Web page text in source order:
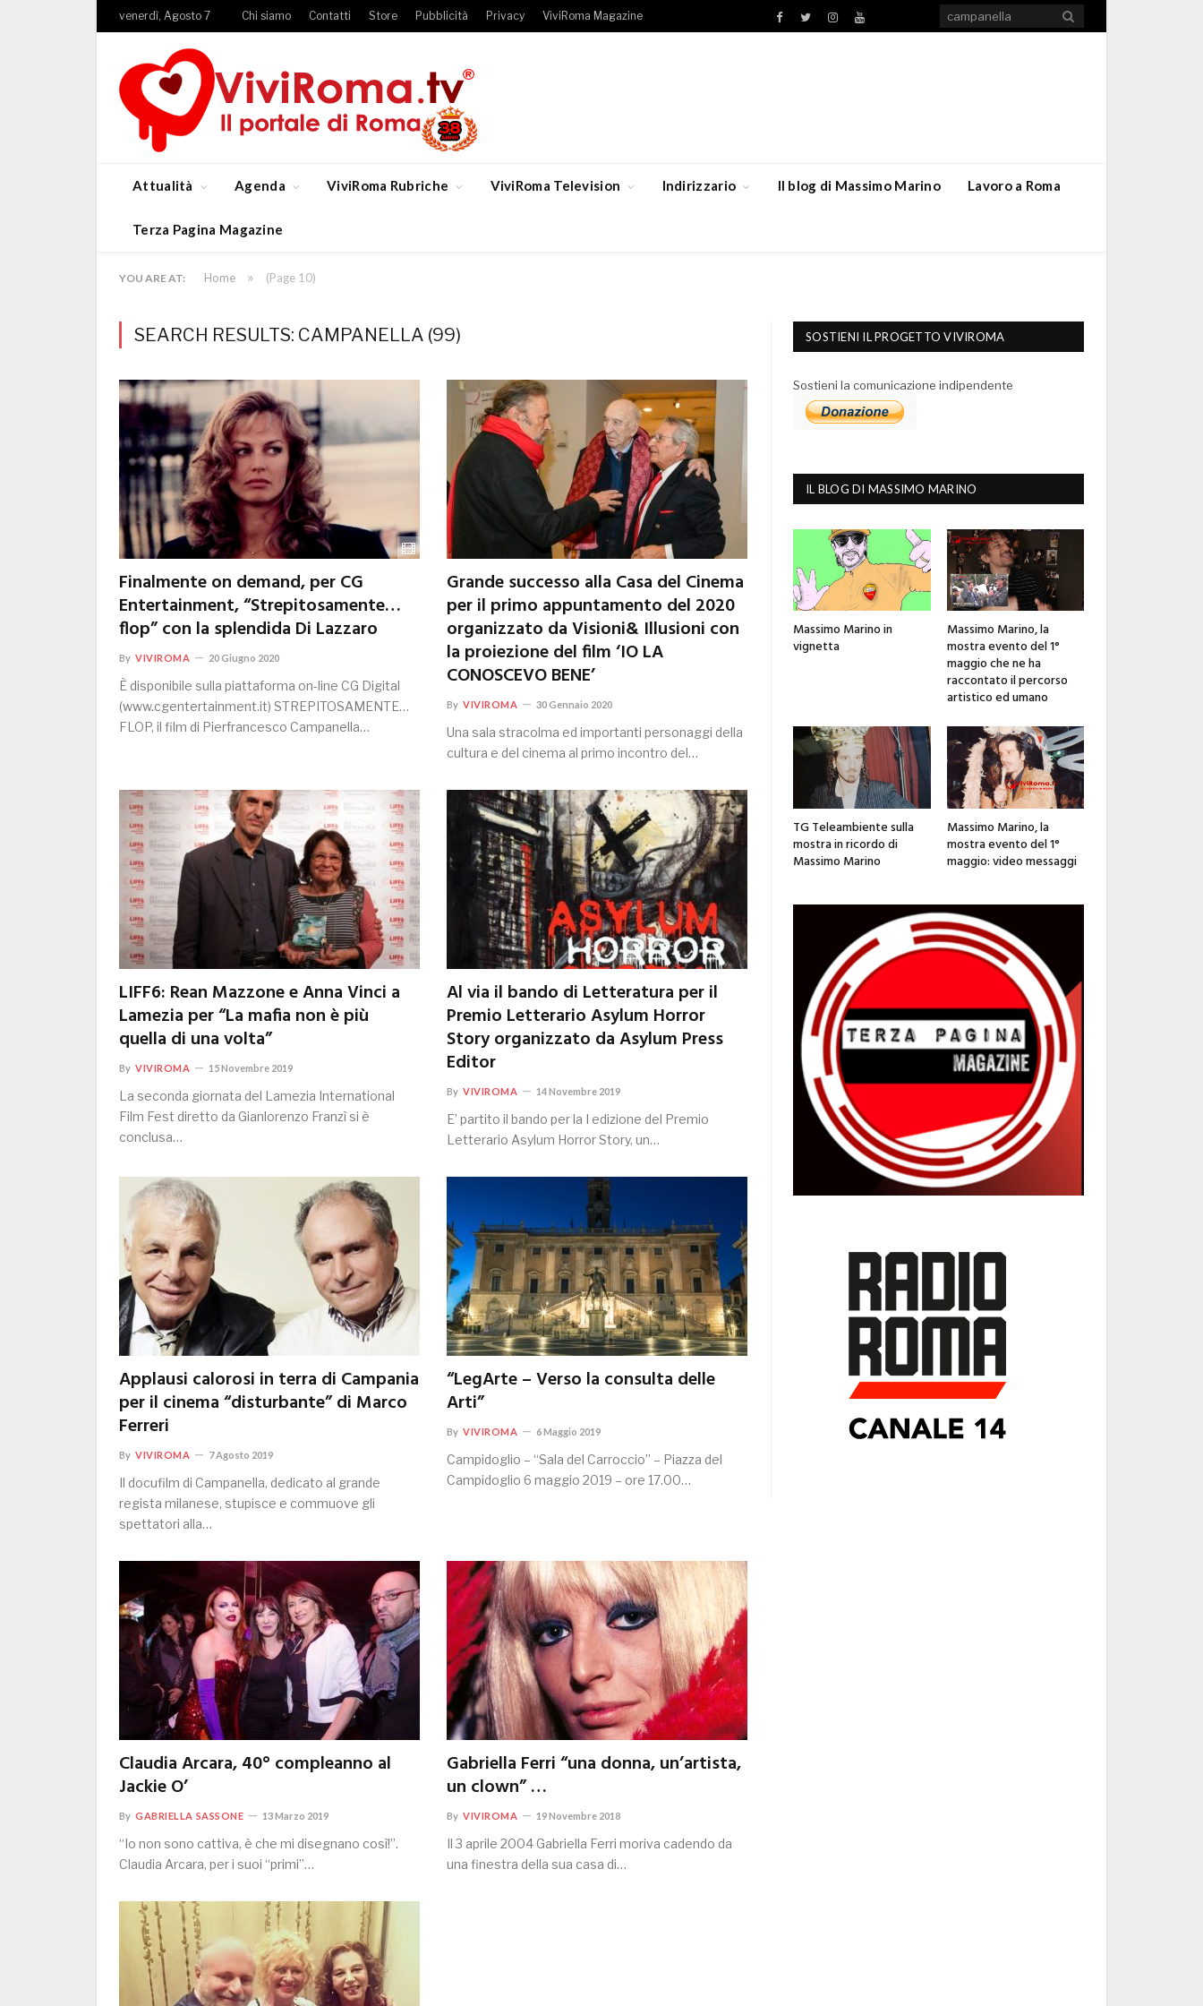
venerdì, Agosto 7 Chi siamo Contatti Store Pubblicità Privacy ViviRoma Magazine Facebook
TwitterInstagramYouTube
Attualità Agenda ViviRoma Rubriche ViviRoma Television Indirizzario Il blog di Massimo Marino Lavoro a Roma
Terza Pagina Magazine
YOU ARE AT: Home » (Page 10)
SEARCH RESULTS: CAMPANELLA (99)
Finalmente on demand, per CG
Entertainment, “Strepitosamente…
flop” con la splendida Di Lazzaro
By VIVIROMA 20 Giugno 2020
È disponibile sulla piattaforma on-line CG Digital
(www.cgentertainment.it) STREPITOSAMENTE…
FLOP, il film di Pierfrancesco Campanella…
Grande successo alla Casa del Cinema
per il primo appuntamento del 2020
organizzato da Visioni& Illusioni con
la proiezione del film ‘IO LA
CONOSCEVO BENE’
By VIVIROMA 30 Gennaio 2020
Una sala stracolma ed importanti personaggi della
cultura e del cinema al primo incontro del…
LIFF6: Rean Mazzone e Anna Vinci a
Lamezia per “La mafia non è più
quella di una volta”
By VIVIROMA 15 Novembre 2019
La seconda giornata del Lamezia International
Film Fest diretto da Gianlorenzo Franzì si è
conclusa…
Al via il bando di Letteratura per il
Premio Letterario Asylum Horror
Story organizzato da Asylum Press
Editor
By VIVIROMA 14 Novembre 2019
E’ partito il bando per la I edizione del Premio
Letterario Asylum Horror Story, un…
Applausi calorosi in terra di Campania
per il cinema “disturbante” di Marco
Ferreri
By VIVIROMA 7 Agosto 2019
Il docufilm di Campanella, dedicato al grande
regista milanese, stupisce e commuove gli
spettatori alla…
“LegArte – Verso la consulta delle
Arti”
By VIVIROMA 6 Maggio 2019
Campidoglio – “Sala del Carroccio” – Piazza del
Campidoglio 6 maggio 2019 – ore 17.00…
Claudia Arcara, 40° compleanno al
Jackie O’
By GABRIELLA SASSONE 13 Marzo 2019
“Io non sono cattiva, è che mi disegnano così!”.
Claudia Arcara, per i suoi “primi”…
Gabriella Ferri “una donna, un’artista,
un clown” …
By VIVIROMA 19 Novembre 2018
Il 3 aprile 2004 Gabriella Ferri moriva cadendo da
una finestra della sua casa di…
SOSTIENI IL PROGETTO VIVIROMA
Sostieni la comunicazione indipendente
IL BLOG DI MASSIMO MARINO
Massimo Marino in
vignetta
Massimo Marino, la
mostra evento del 1°
maggio che ne ha
raccontato il percorso
artistico ed umano
TG Teleambiente sulla
mostra in ricordo di
Massimo Marino
Massimo Marino, la
mostra evento del 1°
maggio: video messaggi